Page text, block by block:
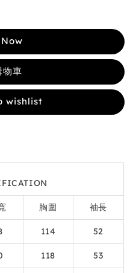
物車
wishlist
胸圍 袖長
114 52
118 53